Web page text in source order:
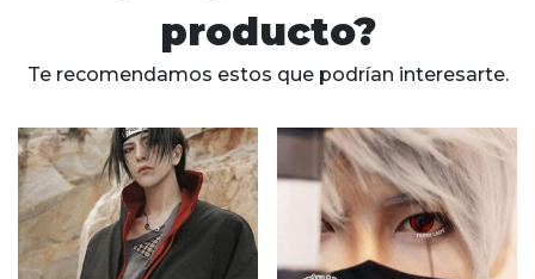
producto?
Te recomendamos estos que podrían interesarte.